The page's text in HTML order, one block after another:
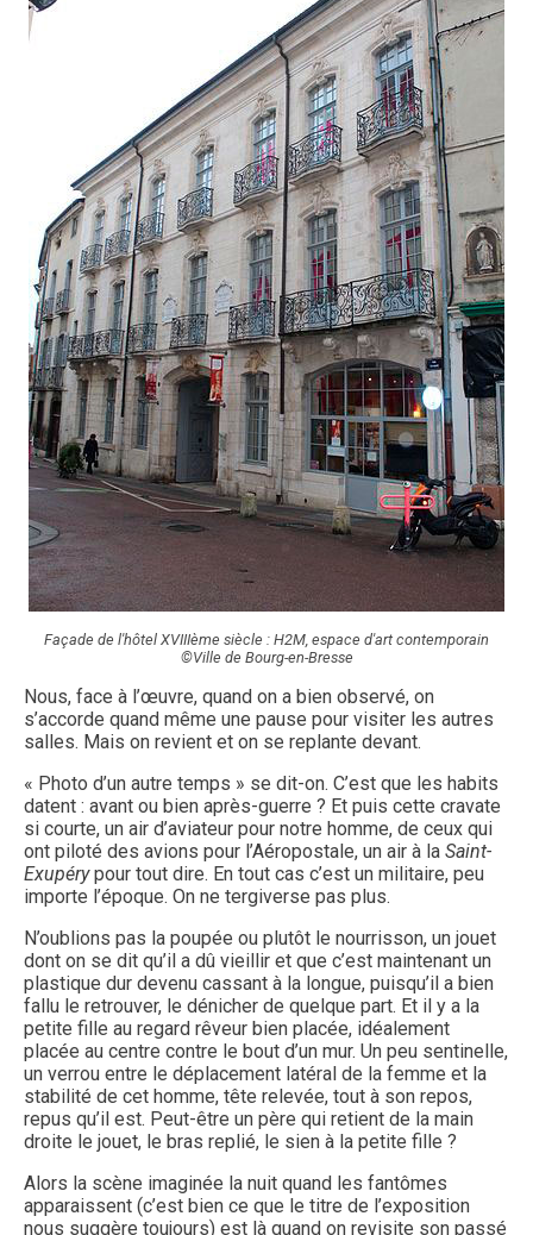
Façade de l'hôtel XVIIIème siècle : H2M, espace d'art contemporain
©Ville de Bourg-en-Bresse
Nous, face à l’œuvre, quand on a bien observé, on
s’accorde quand même une pause pour visiter les autres
salles. Mais on revient et on se replante devant.
« Photo d’un autre temps » se dit-on. C’est que les habits
datent : avant ou bien après-guerre ? Et puis cette cravate
si courte, un air d’aviateur pour notre homme, de ceux qui
ont piloté des avions pour l’Aéropostale, un air à la Saint-
Exupérypour tout dire. En tout cas c’est un militaire, peu
importe l’époque. On ne tergiverse pas plus.
N’oublions pas la poupée ou plutôt le nourrisson, un jouet
dont on se dit qu’il a dû vieillir et que c’est maintenant un
plastique dur devenu cassant à la longue, puisqu’il a bien
fallu le retrouver, le dénicher de quelque part. Et il y a la
petite fille au regard rêveur bien placée, idéalement
placée au centre contre le bout d’un mur. Un peu sentinelle,
un verrou entre le déplacement latéral de la femme et la
stabilité de cet homme, tête relevée, tout à son repos,
repus qu’il est. Peut-être un père qui retient de la main
droite le jouet, le bras replié, le sien à la petite fille ?
Alors la scène imaginée la nuit quand les fantômes
apparaissent (c’est bien ce que le titre de l’exposition
nous suggère toujours) est là quand on revisite son passé